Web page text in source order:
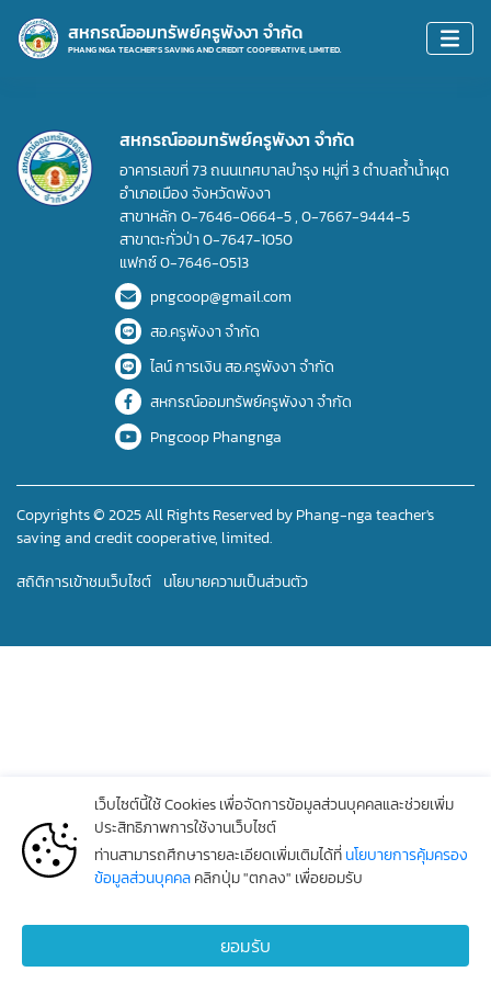
สหกรณ์ออมทรัพย์ครูพังงา จำกัด
PHANG NGA TEACHER'S SAVING AND CREDIT COOPERATIVE, LIMITED.
สหกรณ์ออมทรัพย์ครูพังงา จำกัด
อาคารเลขที่ 73 ถนนเทศบาลบำรุง หมู่ที่ 3 ตำบลถ้ำน้ำผุด
อำเภอเมือง จังหวัดพังงา
สาขาหลัก0-7646-0664-5,0-7667-9444-5
สาขาตะกั่วป่า0-7647-1050
แฟกซ์0-7646-0513
pngcoop@gmail.com
สอ.ครูพังงา จำกัด
ไลน์ การเงิน สอ.ครูพังงา จำกัด
สหกรณ์ออมทรัพย์ครูพังงา จำกัด
Pngcoop Phangnga
Copyrights © 2025 All Rights Reserved by Phang-nga teacher's
saving and credit cooperative, limited.
สถิติการเข้าชมเว็บไซต์ นโยบายความเป็นส่วนตัว
เว็บไซต์นี้ใช้ Cookies เพื่อจัดการข้อมูลส่วนบุคคลและช่วยเพิ่ม
ประสิทธิภาพการใช้งานเว็บไซต์
ท่านสามารถศึกษารายละเอียดเพิ่มเติมได้ที่นโยบายการคุ้มครอง
ข้อมูลส่วนบุคคลคลิกปุ่ม "ตกลง" เพื่อยอมรับ
ยอมรับ